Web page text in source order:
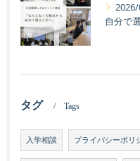
自分で
タグ Tags
入学相談 プライバシーポリ